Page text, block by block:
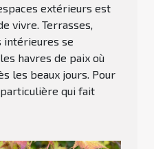
extérieurs est
vivre. Terrasses,
intérieures se
havres de paix où
les beaux jours. Pour
qui fait